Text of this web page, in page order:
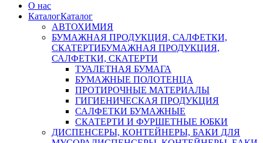
О нас
КаталогКаталог
АВТОХИМИЯ
БУМАЖНАЯ ПРОДУКЦИЯ, САЛФЕТКИ,
СКАТЕРТИБУМАЖНАЯ ПРОДУКЦИЯ,
САЛФЕТКИ, СКАТЕРТИ
ТУАЛЕТНАЯ БУМАГА
БУМАЖНЫЕ ПОЛОТЕНЦА
ПРОТИРОЧНЫЕ МАТЕРИАЛЫ
ГИГИЕНИЧЕСКАЯ ПРОДУКЦИЯ
САЛФЕТКИ БУМАЖНЫЕ
СКАТЕРТИ И ФУРШЕТНЫЕ ЮБКИ
ДИСПЕНСЕРЫ, КОНТЕЙНЕРЫ, БАКИ ДЛЯ